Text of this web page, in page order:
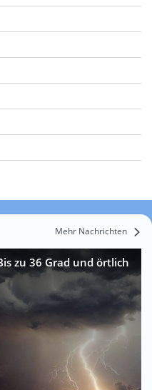
Mehr Nachrichten
zu 36 Grad und örtlich